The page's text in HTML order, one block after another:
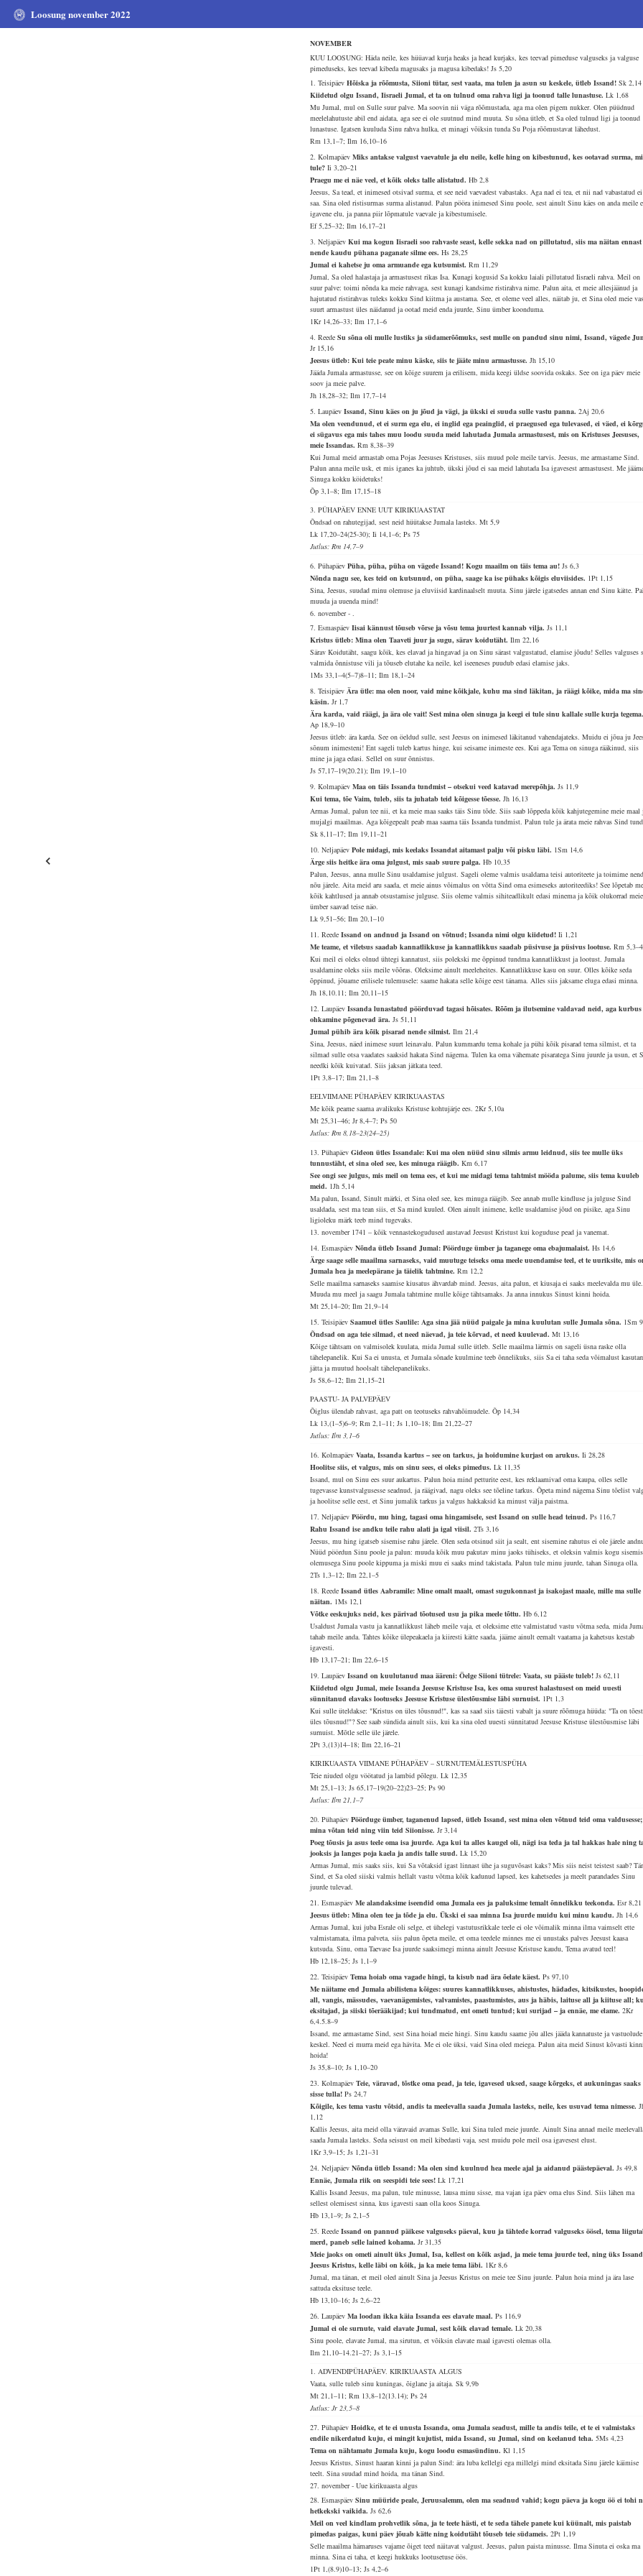
Loosung november 2022
NOVEMBER
KUU LOOSUNG: Häda neile, kes hüüavad kurja heaks ja head kurjaks, kes teevad pimeduse valguseks ja valguse
pimeduseks, kes teevad kibeda magusaks ja magusa kibedaks!Js 5,20
1. TeisipäevHõiska ja rõõmusta, Siioni tütar, sest vaata, ma tulen ja asun su keskele, ütleb Issand!Sk 2,14
Kiidetud olgu Issand, Iisraeli Jumal, et ta on tulnud oma rahva ligi ja toonud talle lunastuse.Lk 1,68
Mu Jumal, mul on Sulle suur palve. Ma soovin nii väga rõõmustada, aga ma olen pigem nukker. Olen püüdnud
meelelahutuste abil end aidata, aga see ei ole suutnud mind muuta. Su sõna ütleb, et Sa oled tulnud ligi ja toonud
lunastuse. Igatsen kuuluda Sinu rahva hulka, et minagi võiksin tunda Su Poja rõõmustavat lähedust.
Rm 13,1–7; Ilm 16,10–16
2. KolmapäevMiks antakse valgust vaevatule ja elu neile, kelle hing on kibestunud, kes ootavad surma,
tule?Ii 3,20–21
Praegu me ei näe veel, et kõik oleks talle alistatud.Hb 2,8
Jeesus, Sa tead, et inimesed otsivad surma, et see neid vaevadest vabastaks. Aga nad ei tea, et nii nad vabastatud ei
saa. Sina oled ristisurmas surma alistanud. Palun pööra inimesed Sinu poole, sest ainult Sinu käes on anda meile
igavene elu, ja panna piir lõpmatule vaevale ja kibestumisele.
Ef 5,25–32; Ilm 16,17–21
3. NeljapäevKui ma kogun Iisraeli soo rahvaste seast, kelle sekka nad on pillutatud, siis ma näitan ennast
nende kaudu pühana paganate silme ees.Hs 28,25
Jumal ei kahetse ju oma armuande ega kutsumist.Rm 11,29
Jumal, Sa oled halastaja ja armastusest rikas Isa. Kunagi kogusid Sa kokku laiali pillutatud Iisraeli rahva. Meil on
suur palve: toimi nõnda ka meie rahvaga, sest kunagi kandsime ristirahva nime. Palun aita, et meie allesjäänud ja
hajutatud ristirahvas tuleks kokku Sind kiitma ja austama. See, et oleme veel alles, näitab ju, et Sina oled meie
suurt armastust üles näidanud ja ootad meid enda juurde, Sinu ümber koonduma.
1Kr 14,26–33; Ilm 17,1–6
4. ReedeSu sõna oli mulle lustiks ja südamerõõmuks, sest mulle on pandud sinu nimi, Issand, vägede
Jr 15,16
Jeesus ütleb: Kui teie peate minu käske, siis te jääte minu armastusse.Jh 15,10
Jääda Jumala armastusse, see on kõige suurem ja erilisem, mida keegi üldse soovida oskaks. See on iga päev meie
soov ja meie palve.
Jh 18,28–32; Ilm 17,7–14
5. LaupäevIssand, Sinu käes on ju jõud ja vägi, ja ükski ei suuda sulle vastu panna.2Aj 20,6
Ma olen veendunud, et ei surm ega elu, ei inglid ega peainglid, ei praegused ega tulevased, ei väed, ei
ei sügavus ega mis tahes muu loodu suuda meid lahutada Jumala armastusest, mis on Kristuses Jeesuses,
meie Issandas.Rm 8,38–39
Kui Jumal meid armastab oma Pojas Jeesuses Kristuses, siis muud pole meile tarvis. Jeesus, me armastame Sind.
Palun anna meile usk, et mis iganes ka juhtub, ükski jõud ei saa meid lahutada Isa igavesest armastusest. Me
Sinuga kokku köidetuks!
Õp 3,1–8; Ilm 17,15–18
3. PÜHAPÄEV ENNE UUT KIRIKUAASTAT
Õndsad on rahutegijad, sest neid hüütakse Jumala lasteks.Mt 5,9
Lk 17,20–24(25-30); Ii 14,1–6; Ps 75
Jutlus: Rm 14,7–9
6. PühapäevPüha, püha, püha on vägede Issand! Kogu maailm on täis tema au!Js 6,3
Nõnda nagu see, kes teid on kutsunud, on püha, saage ka ise pühaks kõigis eluviisides. 1Pt 1,15
Sina, Jeesus, suudad minu olemuse ja eluviisid kardinaalselt muuta. Sinu järele igatsedes annan end Sinu kätte.
muuda ja uuenda mind!
6. november - .
7. EsmaspäevIisai kännust tõuseb võrse ja võsu tema juurtest kannab vilja.Js 11,1
Kristus ütleb: Mina olen Taaveti juur ja sugu, särav koidutäht.Ilm 22,16
Särav Koidutäht, saagu kõik, kes elavad ja hingavad ja on Sinu särast valgustatud, elamise jõudu! Selles valguses
valmida õnnistuse vili ja tõuseb elutahe ka neile, kel iseeneses puudub edasi elamise jaks.
1Ms 33,1–4(5–7)8–11; Ilm 18,1–24
8. TeisipäevÄra ütle: ma olen noor, vaid mine kõikjale, kuhu ma sind läkitan, ja räägi kõike, mida ma
käsin.Jr 1,7
Ära karda, vaid räägi, ja ära ole vait! Sest mina olen sinuga ja keegi ei tule sinu kallale sulle kurja tegema.
Ap 18,9–10
Jeesus ütleb: ära karda. See on öeldud sulle, sest Jeesus on inimesed läkitanud vahendajateks. Muidu ei jõua ju
sõnum inimesteni! Ent sageli tuleb kartus hinge, kui seisame inimeste ees. Kui aga Tema on sinuga rääkinud, siis
mine ja jaga edasi. Sellel on suur õnnistus.
Js 57,17–19(20.21); Ilm 19,1–10
9. KolmapäevMaa on täis Issanda tundmist – otsekui veed katavad merepõhja.Js 11,9
Kui tema, tõe Vaim, tuleb, siis ta juhatab teid kõigesse tõesse.Jh 16,13
Armas Jumal, palun tee nii, et ka meie maa saaks täis Sinu tõde. Siis saab lõppeda kõik kahjutegemine meie maal
mujalgi maailmas. Aga kõigepealt peab maa saama täis Issanda tundmist. Palun tule ja ärata meie rahvas Sind
Sk 8,11–17; Ilm 19,11–21
10. NeljapäevPole midagi, mis keelaks Issandat aitamast palju või pisku läbi. 1Sm 14,6
Ärge siis heitke ära oma julgust, mis saab suure palga.Hb 10,35
Palun, Jeesus, anna mulle Sinu usaldamise julgust. Sageli oleme valmis usaldama teisi autoriteete ja toimime
nõu järele. Aita meid aru saada, et meie ainus võimalus on võtta Sind oma esimeseks autoriteediks! See lõpetab
kõik kahtlused ja annab otsustamise julguse. Siis oleme valmis sihiteadlikult edasi minema ja kõik olukorrad meie
ümber saavad teise näo.
Lk 9,51–56; Ilm 20,1–10
11. ReedeIssand on andnud ja Issand on võtnud; Issanda nimi olgu kiidetud!Ii 1,21
Me teame, et viletsus saadab kannatlikkuse ja kannatlikkus saadab püsivuse ja püsivus lootuse.Rm 5,3–4
Kui meil ei oleks olnud ühtegi kannatust, siis polekski me õppinud tundma kannatlikkust ja lootust. Jumala
usaldamine oleks siis meile võõras. Oleksime ainult meeleheites. Kannatlikkuse kasu on suur. Olles kõike seda
õppinud, jõuame erilisele tulemusele: saame hakata selle kõige eest tänama. Alles siis jaksame eluga edasi minna.
Jh 18,10.11; Ilm 20,11–15
12. LaupäevIssanda lunastatud pöörduvad tagasi hõisates. Rõõm ja ilutsemine valdavad neid, aga
ohkamine põgenevad ära.Js 51,11
Jumal pühib ära kõik pisarad nende silmist.Ilm 21,4
Sina, Jeesus, näed inimese suurt leinavalu. Palun kummardu tema kohale ja pühi kõik pisarad tema silmist, et ta
silmad sulle otsa vaadates saaksid hakata Sind nägema. Tulen ka oma vähemate pisaratega Sinu juurde ja usun, et
needki kõik kuivatad. Siis jaksan jätkata teed.
1Pt 3,8–17; Ilm 21,1–8
EELVIIMANE PÜHAPÄEV KIRIKUAASTAS
Me kõik peame saama avalikuks Kristuse kohtujärje ees.2Kr 5,10a
Mt 25,31–46; Jr 8,4–7; Ps 50
Jutlus: Rm 8,18–23(24–25)
13. PühapäevGideon ütles Issandale: Kui ma olen nüüd sinu silmis armu leidnud, siis tee mulle üks
tunnustäht, et sina oled see, kes minuga räägib.Km 6,17
See ongi see julgus, mis meil on tema ees, et kui me midagi tema tahtmist mööda palume, siis tema kuuleb
meid. 1Jh 5,14
Ma palun, Issand, Sinult märki, et Sina oled see, kes minuga räägib. See annab mulle kindluse ja julguse Sind
usaldada, sest ma tean siis, et Sa mind kuuled. Olen ainult inimene, kelle usaldamise jõud on pisike, aga Sinu
ligioleku märk teeb mind tugevaks.
13. november 1741 – kõik vennastekogudused austavad Jeesust Kristust kui koguduse pead ja vanemat.
14. EsmaspäevNõnda ütleb Issand Jumal: Pöörduge ümber ja taganege oma ebajumalaist.Hs 14,6
Ärge saage selle maailma sarnaseks, vaid muutuge teiseks oma meele uuendamise teel, et te uuriksite, mis
Jumala hea ja meelepärane ja täielik tahtmine.Rm 12,2
Selle maailma sarnaseks saamise kiusatus ähvardab mind. Jeesus, aita palun, et kiusaja ei saaks meelevalda mu üle.
Muuda mu meel ja saagu Jumala tahtmine mulle kõige tähtsamaks. Ja anna innukus Sinust kinni hoida.
Mt 25,14–20; Ilm 21,9–14
15. TeisipäevSaamuel ütles Saulile: Aga sina jää nüüd paigale ja mina kuulutan sulle Jumala sõna. 1Sm
Õndsad on aga teie silmad, et need näevad, ja teie kõrvad, et need kuulevad.Mt 13,16
Kõige tähtsam on valmisolek kuulata, mida Jumal sulle ütleb. Selle maailma lärmis on sageli üsna raske olla
tähelepanelik. Kui Sa ei unusta, et Jumala sõnade kuulmine teeb õnnelikuks, siis Sa ei taha seda võimalust
jätta ja muutud hoolsalt tähelepanelikuks.
Js 58,6–12; Ilm 21,15–21
PAASTU- JA PALVEPÄEV
Õiglus ülendab rahvast, aga patt on teotuseks rahvahõimudele.Õp 14,34
Lk 13,(1–5)6–9; Rm 2,1–11; Js 1,10–18; Ilm 21,22–27
Jutlus: Ilm 3,1–6
16. KolmapäevVaata, Issanda kartus – see on tarkus, ja hoidumine kurjast on arukus.Ii 28,28
Hoolitse siis, et valgus, mis on sinu sees, ei oleks pimedus.Lk 11,35
Issand, mul on Sinu ees suur aukartus. Palun hoia mind petturite eest, kes reklaamivad oma kaupa, olles selle
tugevasse kunstvalgusesse seadnud, ja räägivad, nagu oleks see tõeline tarkus. Õpeta mind nägema Sinu tõelist
ja hoolitse selle eest, et Sinu jumalik tarkus ja valgus hakkaksid ka minust välja paistma.
17. NeljapäevPöördu, mu hing, tagasi oma hingamisele, sest Issand on sulle head teinud.Ps 116,7
Rahu Issand ise andku teile rahu alati ja igal viisil.2Ts 3,16
Jeesus, mu hing igatseb sisemise rahu järele. Olen seda otsinud siit ja sealt, ent sisemine rahutus ei ole järele
Nüüd pöördun Sinu poole ja palun: muuda kõik muu pakutav minu jaoks tühiseks, et oleksin valmis kogu
olemusega Sinu poole kippuma ja miski muu ei saaks mind takistada. Palun tule minu juurde, tahan Sinuga olla.
2Ts 1,3–12; Ilm 22,1–5
18. ReedeIssand ütles Aabramile: Mine omalt maalt, omast sugukonnast ja isakojast maale, mille ma sulle
näitan. 1Ms 12,1
Võtke eeskujuks neid, kes pärivad tõotused usu ja pika meele tõttu.Hb 6,12
Usaldust Jumala vastu ja kannatlikkust läheb meile vaja, et oleksime ette valmistatud vastu võtma seda, mida
tahab meile anda. Tahtes kõike ülepeakaela ja kiiresti kätte saada, jääme ainult eemalt vaatama ja kahetsus kestab
igavesti.
Hb 13,17–21; Ilm 22,6–15
19. LaupäevIssand on kuulutanud maa ääreni: Öelge Siioni tütrele: Vaata, su pääste tuleb!Js 62,11
Kiidetud olgu Jumal, meie Issanda Jeesuse Kristuse Isa, kes oma suurest halastusest on meid uuesti
sünnitanud elavaks lootuseks Jeesuse Kristuse ülestõusmise läbi surnuist. 1Pt 1,3
Kui sulle üteldakse: "Kristus on üles tõusnud!", kas sa saad siis täiesti vabalt ja suure rõõmuga hüüda: "Ta on
üles tõusnud!"? See saab sündida ainult siis, kui ka sina oled uuesti sünnitatud Jeesuse Kristuse ülestõusmise läbi
surnuist. Mõtle selle üle järele.
2Pt 3,(13)14–18; Ilm 22,16–21
KIRIKUAASTA VIIMANE PÜHAPÄEV – SURNUTEMÄLESTUSPÜHA
Teie niuded olgu vöötatud ja lambid põlegu.Lk 12,35
Mt 25,1–13; Js 65,17–19(20–22)23–25; Ps 90
Jutlus: Ilm 21,1–7
20. PühapäevPöörduge ümber, taganenud lapsed, ütleb Issand, sest mina olen võtnud teid oma
mina võtan teid ning viin teid Siionisse.Jr 3,14
Poeg tõusis ja asus teele oma isa juurde. Aga kui ta alles kaugel oli, nägi isa teda ja tal hakkas hale ning
jooksis ja langes poja kaela ja andis talle suud.Lk 15,20
Armas Jumal, mis saaks siis, kui Sa võtaksid igast linnast ühe ja suguvõsast kaks? Mis siis neist teistest saab?
Sind, et Sa oled siiski valmis hellalt vastu võtma kõik kadunud lapsed, kes kahetsedes ja meelt parandades Sinu
juurde tulevad.
21. EsmaspäevMe alandaksime iseendid oma Jumala ees ja paluksime temalt õnnelikku teekonda.Esr 8,21
Jeesus ütleb: Mina olen tee ja tõde ja elu. Ükski ei saa minna Isa juurde muidu kui minu kaudu.Jh 14,6
Armas Jumal, kui juba Esrale oli selge, et ühelegi vastutusrikkale teele ei ole võimalik minna ilma vaimselt ette
valmistamata, ilma palveta, siis palun õpeta meile, et oma teedele minnes me ei unustaks palves Jeesust kaasa
kutsuda. Sinu, oma Taevase Isa juurde saaksimegi minna ainult Jeesuse Kristuse kaudu, Tema avatud teel!
Hb 12,18–25; Js 1,1–9
22. TeisipäevTema hoiab oma vagade hingi, ta kisub nad ära õelate käest.Ps 97,10
Me näitame end Jumala abilistena kõiges: suures kannatlikkuses, ahistustes, hädades, kitsikustes,
all, vangis, mässudes, vaevanägemistes, valvamistes, paastumistes, aus ja häbis, laituse all ja kiituse all;
eksitajad, ja siiski tõerääkijad; kui tundmatud, ent ometi tuntud; kui surijad – ja ennäe, me elame.2Kr
6,4.5.8–9
Issand, me armastame Sind, sest Sina hoiad meie hingi. Sinu kaudu saame jõu alles jääda kannatuste ja vastuolude
keskel. Need ei murra meid ega hävita. Me ei ole üksi, vaid Sina oled meiega. Palun aita meid Sinust kõvasti kinni
hoida!
Js 35,8–10; Js 1,10–20
23. KolmapäevTeie, väravad, tõstke oma pead, ja teie, igavesed uksed, saage kõrgeks, et aukuningas saaks
sisse tulla!Ps 24,7
Kõigile, kes tema vastu võtsid, andis ta meelevalla saada Jumala lasteks, neile, kes usuvad tema nimesse.
1,12
Kallis Jeesus, aita meid olla väravaid avamas Sulle, kui Sina tuled meie juurde. Ainult Sina annad meile
saada Jumala lasteks. Seda seisust on meil kibedasti vaja, sest muidu pole meil osa igavesest elust.
1Kr 3,9–15; Js 1,21–31
24. NeljapäevNõnda ütleb Issand: Ma olen sind kuulnud hea meele ajal ja aidanud päästepäeval.Js 49,8
Ennäe, Jumala riik on seespidi teie sees!Lk 17,21
Kallis Issand Jeesus, ma palun, tule minusse, lausa minu sisse, ma vajan iga päev oma elus Sind. Siis lähen ma
sellest olemisest sinna, kus igavesti saan olla koos Sinuga.
Hb 13,1–9; Js 2,1–5
25. ReedeIssand on pannud päikese valguseks päeval, kuu ja tähtede korrad valguseks öösel, tema
merd, paneb selle lained kohama.Jr 31,35
Meie jaoks on ometi ainult üks Jumal, Isa, kellest on kõik asjad, ja meie tema juurde teel, ning üks
Jeesus Kristus, kelle läbi on kõik, ja ka meie tema läbi. 1Kr 8,6
Jumal, ma tänan, et meil oled ainult Sina ja Jeesus Kristus on meie tee Sinu juurde. Palun hoia mind ja ära lase
sattuda eksituse teele.
Hb 13,10–16; Js 2,6–22
26. LaupäevMa loodan ikka käia Issanda ees elavate maal.Ps 116,9
Jumal ei ole surnute, vaid elavate Jumal, sest kõik elavad temale.Lk 20,38
Sinu poole, elavate Jumal, ma sirutun, et võiksin elavate maal igavesti olemas olla.
Ilm 21,10–14.21–27; Js 3,1–15
1. ADVENDIPÜHAPÄEV. KIRIKUAASTA ALGUS
Vaata, sulle tuleb sinu kuningas, õiglane ja aitaja.Sk 9,9b
Mt 21,1–11; Rm 13,8–12(13.14); Ps 24
Jutlus: Jr 23,5–8
27. PühapäevHoidke, et te ei unusta Issanda, oma Jumala seadust, mille ta andis teile, et te ei valmistaks
endile nikerdatud kuju, ei mingit kujutist, mida Issand, su Jumal, sind on keelanud teha.5Ms 4,23
Tema on nähtamatu Jumala kuju, kogu loodu esmasündinu.Kl 1,15
Jeesus Kristus, Sinust haaran kinni ja palun Sind: ära luba kellelgi ega millelgi mind eksitada Sinu järele käimise
teelt. Sina suudad mind hoida, ma tänan Sind.
27. november - Uue kirikuaasta algus
28. EsmaspäevSinu müüride peale, Jeruusalemm, olen ma seadnud vahid; kogu päeva ja kogu öö ei tohi
hetkekski vaikida.Js 62,6
Meil on veel kindlam prohvetlik sõna, ja te teete hästi, et te seda tähele panete kui küünalt, mis paistab
pimedas paigas, kuni päev jõuab kätte ning koidutäht tõuseb teie südameis.2Pt 1,19
Selle maailma hämaruses vajame õiget teed näitavat valgust. Jeesus, palun paista minusse. Ilma Sinuta ei oska ma
minna. Sina ei taha, et keegi hukkuks lootusetuse öös.
1Pt 1,(8.9)10–13; Js 4,2–6